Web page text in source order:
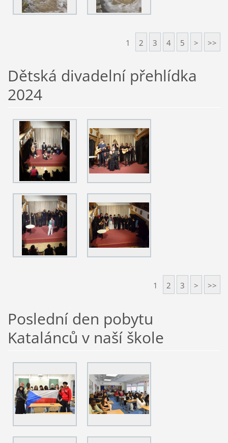
1 2 3 4 5 > >>
Dětská divadelní přehlídka
2024
1 2 3 > >>
Poslední den pobytu
Katalánců v naší škole